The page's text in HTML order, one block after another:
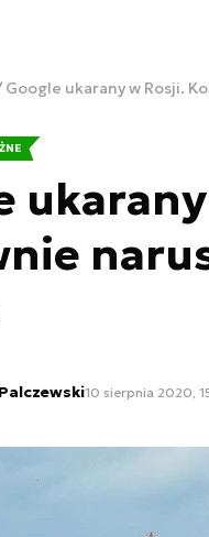
Google ukarany w Rosji.
10 sierpnia 2020,